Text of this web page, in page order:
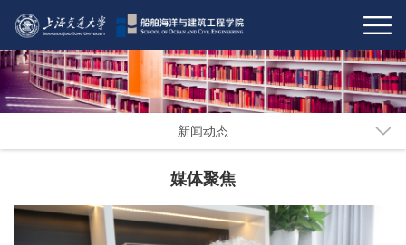
新闻动态
媒体聚焦